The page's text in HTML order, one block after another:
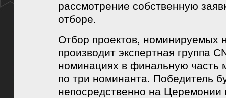
рассмотрение собственную
отборе.
Отбор проектов, номинируемых
производит экспертная группа
номинациях в финальную часть
по три номинанта. Победитель
непосредственно на Церемонии